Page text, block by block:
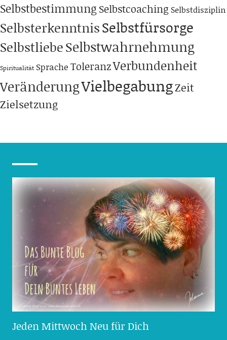
Selbstbestimmung Selbstcoaching Selbstdisziplin
SelbsterkenntnisSelbstfürsorge
SelbstliebeSelbstwahrnehmung
Spiritualität Sprache ToleranzVerbundenheit
VeränderungVielbegabungZeit
Zielsetzung
Jeden Mittwoch Neu für Dich